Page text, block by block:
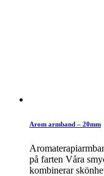
Arom armband – 20mm
på farten Våra
kombinerar